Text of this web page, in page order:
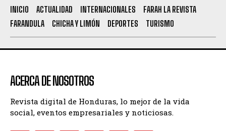
INICIO ACTUALIDAD INTERNACIONALES
FARAH LA REVISTA
FARANDULA
CHICHA Y LIMÓN DEPORTES TURISMO
ACERCA DE NOSOTROS
Revista digital de Honduras, lo mejor de la vida
social, eventos empresariales y noticiosas.